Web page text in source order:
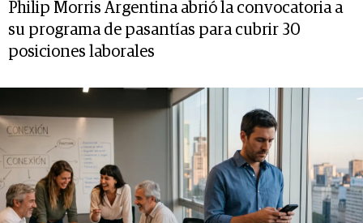
Philip Morris Argentina abrió la convocatoria a
su programa de pasantías para cubrir 30
posiciones laborales